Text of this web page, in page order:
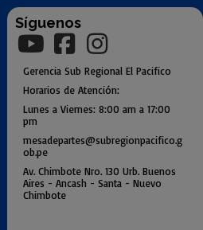
Síguenos
Gerencia Sub Regional El Pacifico
Horarios de Atención:
Lunes a Viernes: 8:00 am a 17:00
pm
mesadepartes@subregionpacifico.g
ob.pe
Av. Chimbote Nro. 130 Urb. Buenos
Aires - Ancash - Santa - Nuevo
Chimbote